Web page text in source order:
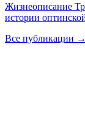
Жизнеописание
истории
Все публикации →